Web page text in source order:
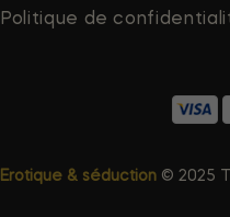
Politique de
Erotique & séduction © 2025